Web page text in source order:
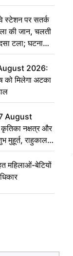
पर सतर्क
की जान, चलती
टला; घटना
2026:
को मिलेगा अटका
August
नक्षत्र और
मुहूर्त, राहुकाल
बेटियों